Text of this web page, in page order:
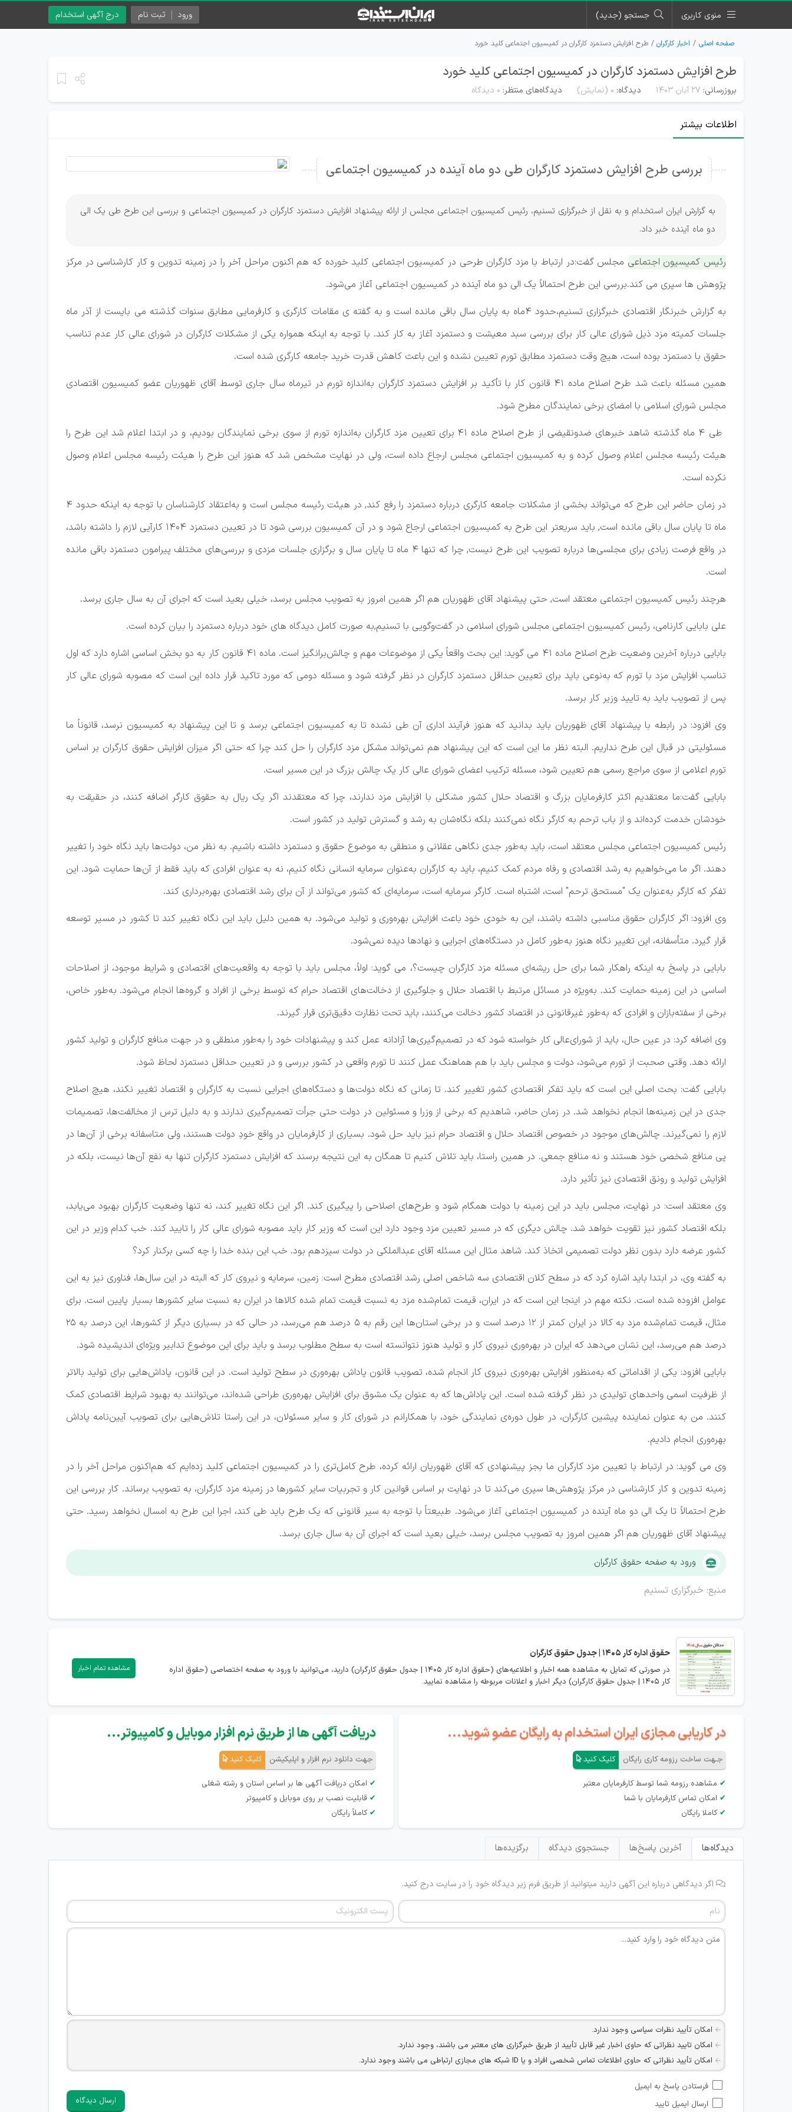
منوی کاربری جستجو (جدید) درج آگهی استخدام ورود ثبت نام
صفحه اصلی اخبار کارگران طرح افزایش دستمزد کارگران در کمیسیون اجتماعی کلید خورد
طرح افزایش دستمزد کارگران در کمیسیون اجتماعی کلید خورد
بروزرسانی: ۲۷ آبان ۱۴۰۳ دیدگاه: 0 (نمایش) دیدگاه‌های منتظر: ۰ دیدگاه
اطلاعات بیشتر
بررسی طرح افزایش دستمزد کارگران طی دو ماه آینده در کمیسیون اجتماعی
به گزارش ایران استخدام و به نقل از خبرگزاری تسنیم، رئیس کمیسیون اجتماعی مجلس از ارائه پیشنهاد افزایش دستمزد کارگران در کمیسیون اجتماعی و بررسی این طرح طی یک الی
دو ماه آینده خبر داد.
رئیس کمیسیون اجتماعی مجلس گفت:در ارتباط با مزد کارگران طرحی در کمیسیون اجتماعی کلید خورده که هم اکنون مراحل آخر را در زمینه تدوین و کار کارشناسی در مرکز
پژوهش ها سپری می کند.بررسی این طرح احتمالاً یک الی دو ماه آینده در کمیسیون اجتماعی آغاز می‌شود.
به گزارش خبرنگار اقتصادی خبرگزاری تسنیم،حدود 4ماه به پایان سال باقی مانده است و به گفته ی مقامات کارگری و کارفرمایی مطابق سنوات گذشته می بایست از آذر ماه
جلسات کمیته مزد ذیل شورای عالی کار برای بررسی سبد معیشت و دستمزد آغاز به کار کند. با توجه به اینکه همواره یکی از مشکلات کارگران در شورای عالی کار عدم تناسب
حقوق با دستمزد بوده است، هیچ وقت دستمزد مطابق تورم تعیین نشده و این باعث کاهش قدرت خرید جامعه کارگری شده است.
همین مسئله باعث شد طرح اصلاح ماده 41 قانون کار با تأکید بر افزایش دستمزد کارگران به‌اندازه تورم در تیرماه سال جاری توسط آقای ظهوریان عضو کمیسیون اقتصادی
مجلس شورای اسلامی با امضای برخی نمایندگان مطرح شود.
طی 4 ماه گذشته شاهد خبرهای ضدونقیضی از طرح اصلاح ماده 41 برای تعیین مزد کارگران به‌اندازه تورم از سوی برخی نمایندگان بودیم، و در ابتدا اعلام شد این طرح را
هیئت رئیسه مجلس اعلام وصول کرده و به کمیسیون اجتماعی مجلس ارجاع داده است، ولی در نهایت مشخص شد که هنوز این طرح را هیئت رئیسه مجلس اعلام وصول
نکرده است.
در زمان حاضر این طرح که می‌تواند بخشی از مشکلات جامعه کارگری درباره دستمزد را رفع کند, در هیئت رئیسه مجلس است و به‌اعتقاد کارشناسان با توجه به اینکه حدود 4
ماه تا پایان سال باقی مانده است, باید سریعتر این طرح به کمیسیون اجتماعی ارجاع شود و در آن کمیسیون بررسی شود تا در تعیین دستمزد 1404 کارآیی لازم را داشته باشد،
در واقع فرصت زیادی برای مجلسی‌ها درباره تصویب این طرح نیست, چرا که تنها 4 ماه تا پایان سال و برگزاری جلسات مزدی و بررسی‌های مختلف پیرامون دستمزد باقی مانده
است.
هرچند رئیس کمیسیون اجتماعی معتقد است, حتی پیشنهاد آقای ظهوریان هم اگر همین امروز به تصویب مجلس برسد، خیلی بعید است که اجرای آن به سال جاری برسد.
علی بابایی کارنامی،‌ رئیس کمیسیون اجتماعی مجلس شورای اسلامی در گفت‌وگویی با تسنیم,‌به صورت کامل دیدگاه های خود درباره دستمزد را بیان کرده است.
بابایی درباره‌ آخرین وضعیت طرح اصلاح ماده 41 می گوید: این بحث واقعاً یکی از موضوعات مهم و چالش‌برانگیز است. ماده 41 قانون کار به دو بخش اساسی اشاره دارد که اول
تناسب افزایش مزد با تورم که به‌نوعی باید برای تعیین حداقل دستمزد کارگران در نظر گرفته شود و مسئله دومی که مورد تاکید قرار داده این است که مصوبه شورای عالی کار
پس از تصویب باید به تایید وزیر کار برسد.
وی افزود: در رابطه با پیشنهاد آقای ظهوریان باید بدانید که هنوز فرآیند اداری آن طی نشده تا به کمیسیون اجتماعی برسد و تا این پیشنهاد به کمیسیون نرسد، قانوناً ما
مسئولیتی در قبال این طرح نداریم. البته نظر ما این است که این پیشنهاد هم نمی‌تواند مشکل مزد کارگران را حل کند چرا که حتی اگر میزان افزایش حقوق کارگران بر اساس
تورم اعلامی از سوی مراجع رسمی هم تعیین شود، مسئله ترکیب اعضای شورای عالی کار یک چالش بزرگ در این مسیر است.
بابایی گفت:‌ما معتقدیم اکثر کارفرمایان بزرگ و اقتصاد حلال کشور مشکلی با افزایش مزد ندارند، چرا که معتقدند اگر یک ریال به حقوق کارگر اضافه کنند، در حقیقت به
خودشان خدمت کرده‌اند و از باب ترحم به کارگر نگاه نمی‌کنند بلکه نگاه‌شان به رشد و گسترش تولید در کشور است.
رئیس کمیسیون اجتماعی مجلس معتقد است، باید به‌طور جدی نگاهی عقلانی و منطقی به موضوع حقوق و دستمزد داشته باشیم. به نظر من، دولت‌ها باید نگاه خود را تغییر
دهند. اگر ما می‌خواهیم به رشد اقتصادی و رفاه مردم کمک کنیم، باید به کارگران به‌عنوان سرمایه انسانی نگاه کنیم، نه به عنوان افرادی که باید فقط از آن‌ها حمایت شود. این
تفکر که کارگر به‌عنوان یک "مستحق ترحم" است، اشتباه است. کارگر سرمایه است، سرمایه‌ای که کشور می‌تواند از آن برای رشد اقتصادی بهره‌برداری کند.
وی افزود: اگر کارگران حقوق مناسبی داشته باشند، این به خودی خود باعث افزایش بهره‌وری و تولید می‌شود. به همین دلیل باید این نگاه تغییر کند تا کشور در مسیر توسعه
قرار گیرد. متأسفانه، این تغییر نگاه هنوز به‌طور کامل در دستگاه‌های اجرایی و نهادها دیده نمی‌شود.
بابایی در پاسخ به اینکه راهکار شما برای حل ریشه‌ای مسئله مزد کارگران چیست؟، می گوید: اولاً، مجلس باید با توجه به واقعیت‌های اقتصادی و شرایط موجود، از اصلاحات
اساسی در این زمینه حمایت کند. به‌ویژه در مسائل مرتبط با اقتصاد حلال و جلوگیری از دخالت‌های اقتصاد حرام که توسط برخی از افراد و گروه‌ها انجام می‌شود. به‌طور خاص،
برخی از سفته‌بازان و افرادی که به‌طور غیرقانونی در اقتصاد کشور دخالت می‌کنند، باید تحت نظارت دقیق‌تری قرار گیرند.
وی اضافه کرد: در عین حال، باید از شورای‌عالی کار خواسته شود که در تصمیم‌گیری‌ها آزادانه عمل کند و پیشنهادات خود را به‌طور منطقی و در جهت منافع کارگران و تولید کشور
ارائه دهد. وقتی صحبت از تورم می‌شود، دولت و مجلس باید با هم هماهنگ عمل کنند تا تورم واقعی در کشور بررسی و در تعیین حداقل دستمزد لحاظ شود.
بابایی گفت: بحث اصلی این است که باید تفکر اقتصادی کشور تغییر کند. تا زمانی که نگاه دولت‌ها و دستگاه‌های اجرایی نسبت به کارگران و اقتصاد تغییر نکند، هیچ اصلاح
جدی در این زمینه‌ها انجام نخواهد شد. در زمان حاضر، شاهدیم که برخی از وزرا و مسئولین در دولت حتی جرأت تصمیم‌گیری ندارند و به دلیل ترس از مخالفت‌ها، تصمیمات
لازم را نمی‌گیرند. چالش‌های موجود در خصوص اقتصاد حلال و اقتصاد حرام نیز باید حل شود. بسیاری از کارفرمایان در واقع خودِ دولت هستند، ولی متاسفانه برخی از آن‌ها در
پی منافع شخصی خود هستند و نه منافع جمعی. در همین راستا، باید تلاش کنیم تا همگان به این نتیجه برسند که افزایش دستمزد کارگران تنها به نفع آن‌ها نیست، بلکه در
افزایش تولید و رونق اقتصادی نیز تأثیر دارد.
وی معتقد است: در نهایت، مجلس باید در این زمینه با دولت همگام شود و طرح‌های اصلاحی را پیگیری کند. اگر این نگاه تغییر کند، نه تنها وضعیت کارگران بهبود می‌یابد،
بلکه اقتصاد کشور نیز تقویت خواهد شد. چالش دیگری که در مسیر تعیین مزد وجود دارد این است که وزیر کار باید مصوبه شورای عالی کار را تایید کند. خب کدام وزیر در این
کشور عرضه دارد بدون نظر دولت تصمیمی اتخاذ کند. شاهد مثال این مسئله آقای عبدالملکی در دولت سیزدهم بود. خب این بنده خدا را چه کسی برکنار کرد؟
به گفته وی، در ابتدا باید اشاره کرد که در سطح کلان اقتصادی سه شاخص اصلی رشد اقتصادی مطرح است: زمین، سرمایه و نیروی کار که البته در این سال‌ها، فناوری نیز به این
عوامل افزوده شده است. نکته مهم در اینجا این است که در ایران، قیمت تمام‌شده مزد به نسبت قیمت تمام شده کالاها در ایران به نسبت سایر کشورها بسیار پایین است. برای
مثال، قیمت تمام‌شده مزد به کالا در ایران کمتر از 12 درصد است و در برخی استان‌ها این رقم به 5 درصد هم می‌رسد، در حالی که در بسیاری دیگر از کشورها، این درصد به 25
درصد هم می‌رسد، این نشان می‌دهد که ایران در بهره‌وری نیروی کار و تولید هنوز نتوانسته است به سطح مطلوب برسد و باید برای این موضوع تدابیر ویژه‌ای اندیشیده شود.
بابایی افزود: یکی از اقداماتی که به‌منظور افزایش بهره‌وری نیروی کار انجام شده، تصویب قانون پاداش بهره‌وری در سطح تولید است. در این قانون، پاداش‌هایی برای تولید بالاتر
از ظرفیت اسمی واحدهای تولیدی در نظر گرفته شده است. این پاداش‌ها که به عنوان یک مشوق برای افزایش بهره‌وری طراحی شده‌اند، می‌توانند به بهبود شرایط اقتصادی کمک
کنند. من به عنوان نماینده پیشین کارگران، در طول دوره‌ی نمایندگی خود، با همکارانم در شورای کار و سایر مسئولان، در این راستا تلاش‌هایی برای تصویب آیین‌نامه پاداش
بهره‌وری انجام دادیم.
وی می گوید: در ارتباط با تعیین مزد کارگران ما بجز پیشنهادی که آقای ظهوریان ارائه کرده، طرح کامل‌تری را در کمیسیون اجتماعی کلید زده‌ایم که هم‌اکنون مراحل آخر را در
زمینه تدوین و کار کارشناسی در مرکز پژوهش‌ها سپری می‌کند تا در نهایت بر اساس قوانین کار و تجربیات سایر کشورها در زمینه مزد کارگران، به تصویب برساند. کار بررسی این
طرح احتمالاً تا یک الی دو ماه آینده در کمیسیون اجتماعی آغاز می‌شود. طبیعتاً با توجه به سیر قانونی که یک طرح باید طی کند، اجرا این طرح به امسال نخواهد رسید. حتی
پیشنهاد آقای ظهوریان هم اگر همین امروز به تصویب مجلس برسد، خیلی بعید است که اجرای آن به سال جاری برسد.
ورود به صفحه حقوق کارگران
منبع: خبرگزاری تسنیم
حقوق اداره کار 1405 | جدول حقوق کارگران
در صورتی که تمایل به مشاهده همه اخبار و اطلاعیه‌های (حقوق اداره کار 1405 | جدول حقوق کارگران) دارید، می‌توانید با ورود به صفحه اختصاصی (حقوق اداره
کار 1405 | جدول حقوق کارگران) دیگر اخبار و اعلانات مربوطه را مشاهده نمایید.
مشاهده تمام اخبار
در کاریابی مجازی ایران استخدام به رایگان عضو شوید...
جـهت ساخت رزومه کاری رایگان کلیک کنید
✔ مشاهده رزومه شما توسط کارفرمایان معتبر
✔ امکان تماس کارفرمایان با شما
✔ کاملا رایگان
دریافت آگهی ها از طریق نرم افزار موبایل و کامپیوتر...
جهت دانلود نرم افزار و اپلیکیشن کلیک کنید
✔ امکان دریافت آگهی ها بر اساس استان و رشته شغلی
✔ قابلیت نصب بر روی موبایل و کامپیوتر
✔ کاملاً رایگان
دیدگاه‌ها آخرین پاسخ‌ها جستجوی دیدگاه برگزیده‌ها
اگر دیدگاهی درباره این آگهی دارید میتوانید از طریق فرم زیر دیدگاه خود را در سایت درج کنید.
امکان تأیید نظرات سیاسی وجود ندارد.
امکان تایید نظراتی که حاوی اخبار غیر قابل تأیید از طریق خبرگزاری های معتبر می باشند، وجود ندارد.
امکان تأیید نظراتی که حاوی اطلاعات تماس شخصی افراد و یا ID شبکه های مجازی ارتباطی می باشند وجود ندارد.
هرگونه تحریک، تحقیر و کنایه به سایر افراد (مسئول و غیر مسئول) غیر مجاز می باشد.
امکان هماهنگی برای هرگونه ملاقات حضوری چه به صورت دسته جمعی و چه فردی توسط کاربران سایت وجود ندارد.
فرستادن پاسخ به ایمیل
ارسال ایمیل تایید
ارسال دیدگاه